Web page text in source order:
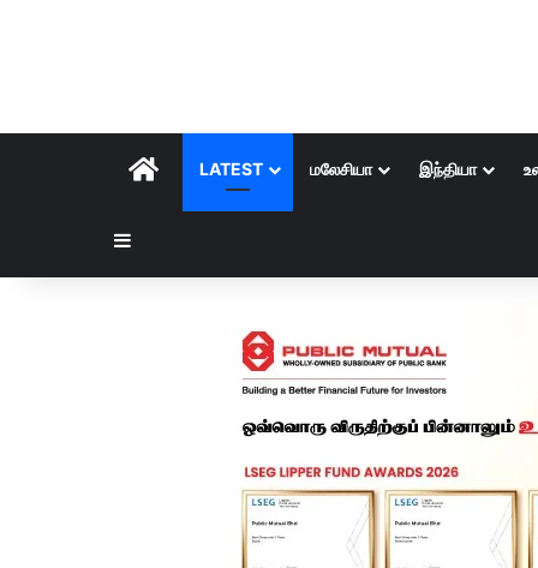
HOMELATEST மலேசியா இந்தியா